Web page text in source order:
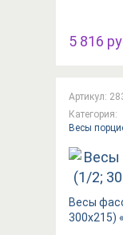
5 816
Артикул:
Категория:
Весы
Весы
300x215)